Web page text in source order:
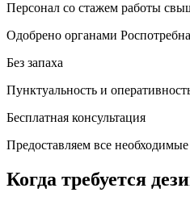
Персонал со стажем работы
Одобрено органами
Без запаха
Пунктуальность и
Бесплатная консультация
Предоставляем все
Когда требуется